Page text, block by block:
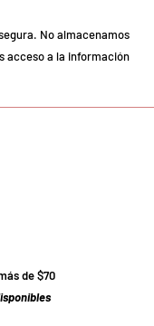
No almacenamos
acceso a la información
de $70